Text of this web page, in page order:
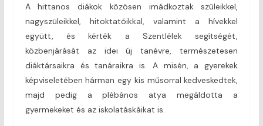
A hittanos diákok közösen imádkoztak szüleikkel,
nagyszüleikkel, hitoktatóikkal, valamint a hívekkel
együtt, és kérték a Szentlélek segítségét,
közbenjárását az idei új tanévre, természetesen
diáktársaikra és tanáraikra is. A misén, a gyerekek
képviseletében hárman egy kis műsorral kedveskedtek,
majd pedig a plébános atya megáldotta a
gyermekeket és az iskolatáskáikat is.